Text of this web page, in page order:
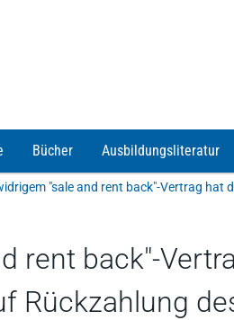
Bücher Ausbildungsliteratur
rent back"-
Rückzahlung